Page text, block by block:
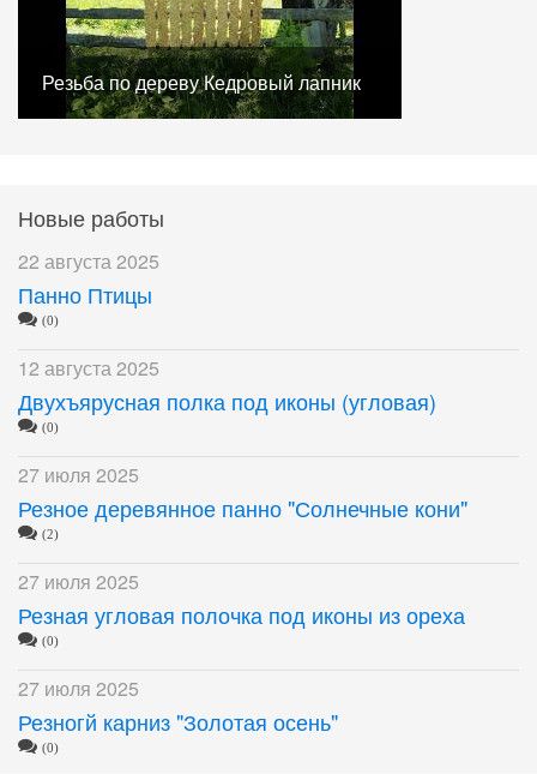
Резьба по дереву Кедровый лапник
Новые работы
22 августа 2025
Панно Птицы
(0)
12 августа 2025
Двухъярусная полка под иконы (угловая)
(0)
27 июля 2025
Резное деревянное панно "Солнечные кони"
(2)
27 июля 2025
Резная угловая полочка под иконы из ореха
(0)
27 июля 2025
Резногй карниз "Золотая осень"
(0)